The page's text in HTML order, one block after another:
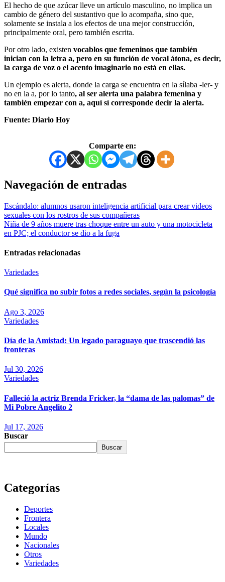
El hecho de que azúcar lleve un artículo masculino, no implica un
cambio de género del sustantivo que lo acompaña, sino que,
solamente se instala a los efectos de una mejor construcción,
principalmente oral, pero también escrita.
Por otro lado, existen vocablos que femeninos que también
inician con la letra a, pero en su función de vocal átona, es decir,
la carga de voz o el acento imaginario no está en ellas.
Un ejemplo es alerta, donde la carga se encuentra en la sílaba -ler- y
no en la a, por lo tanto, al ser alerta una palabra femenina y
también empezar con a, aquí sí corresponde decir la alerta.
Fuente: Diario Hoy
Comparte en:
Navegación de entradas
Escándalo: alumnos usaron inteligencia artificial para crear videos
sexuales con los rostros de sus compañeras
Niña de 9 años muere tras choque entre un auto y una motocicleta
en PJC; el conductor se dio a la fuga
Entradas relacionadas
Variedades
Qué significa no subir fotos a redes sociales, según la psicología
Ago 3, 2026
Variedades
Día de la Amistad: Un legado paraguayo que trascendió las
fronteras
Jul 30, 2026
Variedades
Falleció la actriz Brenda Fricker, la “dama de las palomas” de
Mi Pobre Angelito 2
Jul 17, 2026
Buscar
Buscar
Categorías
Deportes
Frontera
Locales
Mundo
Nacionales
Otros
Variedades